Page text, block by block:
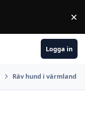
×
Logga in
Räv hund i värmland